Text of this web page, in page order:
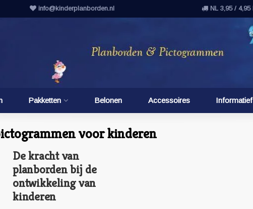
info@kinderplanborden.nl NL 3,95 / 4,95
Pakketten Belonen Accessoires Informatief
voor kinderen
De kracht van
planborden bij de
ontwikkeling van
kinderen